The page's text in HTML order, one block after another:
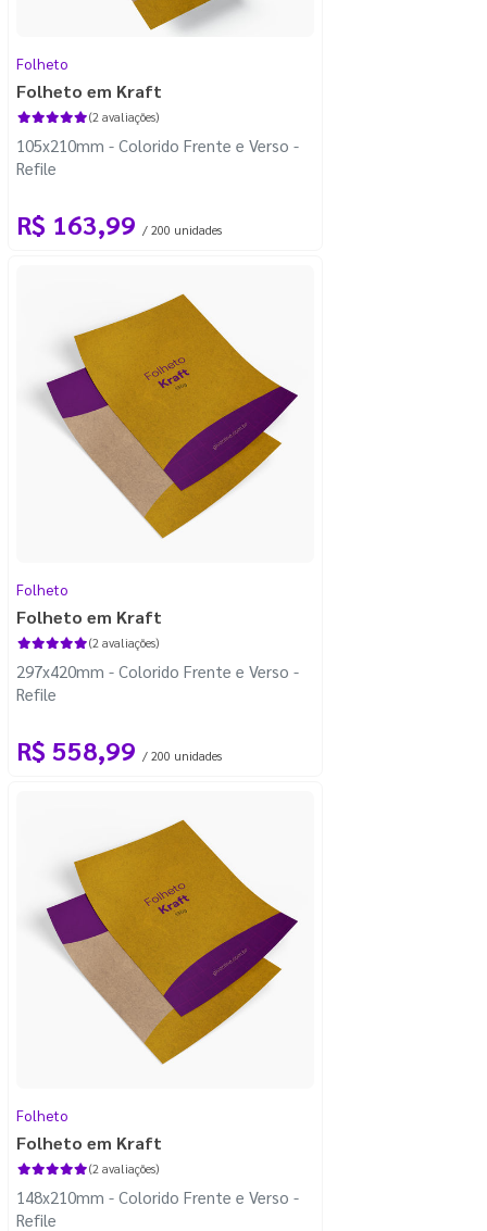
Folheto
Folheto em Kraft
(2 avaliações)
105x210mm - Colorido Frente e Verso -
Refile
R$ 163,99 / 200 unidades
Folheto
Folheto em Kraft
(2 avaliações)
297x420mm - Colorido Frente e Verso -
Refile
R$ 558,99 / 200 unidades
Folheto
Folheto em Kraft
(2 avaliações)
148x210mm - Colorido Frente e Verso -
Refile